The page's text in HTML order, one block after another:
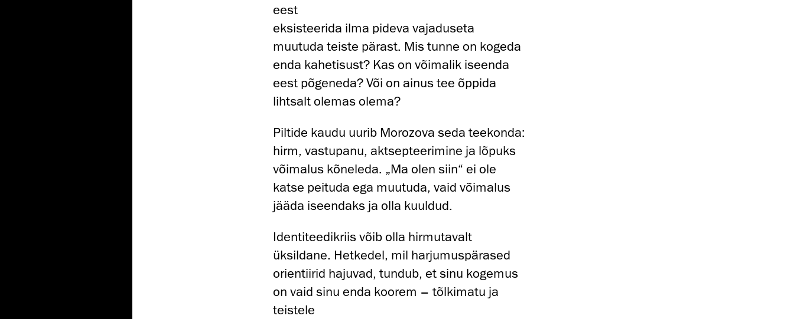
eest
eksisteerida ilma pideva vajaduseta
muutuda teiste pärast. Mis tunne on kogeda
enda kahetisust? Kas on võimalik iseenda
eest põgeneda? Või on ainus tee õppida
lihtsalt olemas olema?
Piltide kaudu uurib Morozova seda teekonda:
hirm, vastupanu, aktsepteerimine ja lõpuks
võimalus kõneleda. „Ma olen siin“ ei ole
katse peituda ega muutuda, vaid võimalus
jääda iseendaks ja olla kuuldud.
Identiteedikriis võib olla hirmutavalt
üksildane. Hetkedel, mil harjumuspärased
orientiirid hajuvad, tundub, et sinu kogemus
on vaid sinu enda koorem – tõlkimatu ja
teistele